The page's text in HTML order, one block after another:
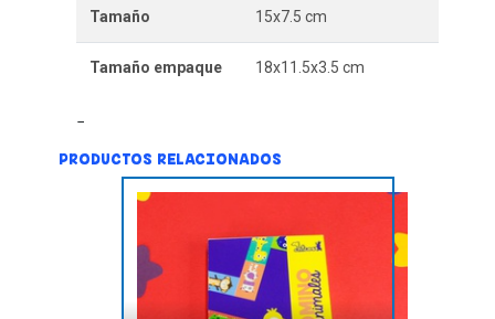
Tamaño 15x7.5 cm
Tamaño empaque 18x11.5x3.5 cm
PRODUCTOS RELACIONADOS